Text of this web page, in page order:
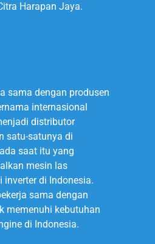
Harapan Jaya.
sama dengan produsen
internasional
distributor
satu-satunya di
saat itu yang
mesin las
inverter di Indonesia.
sama dengan
memenuhi kebutuhan
di Indonesia.